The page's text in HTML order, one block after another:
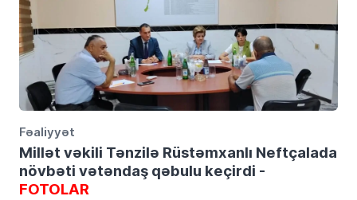
Fəaliyyət
Millət vəkili Tənzilə Rüstəmxanlı Neftçalada
növbəti vətəndaş qəbulu keçirdi -
FOTOLAR